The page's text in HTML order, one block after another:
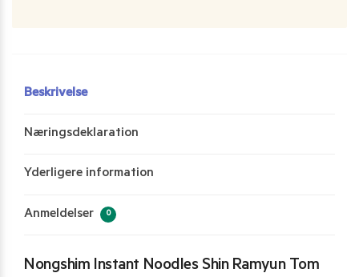
Beskrivelse
Næringsdeklaration
Yderligere information
Anmeldelser 0
Nongshim Instant Noodles Shin Ramyun Tom